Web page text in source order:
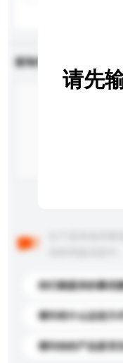
查询内容
你们能提供的最优
请问有什么运送方
请问你的产品是否
请先